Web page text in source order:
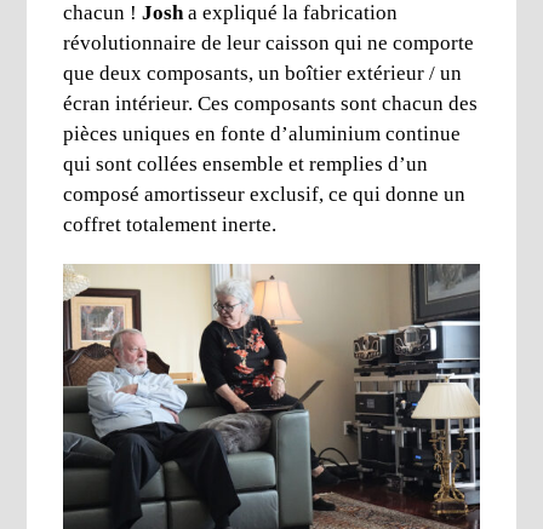
chacun !Josha expliqué la fabrication
révolutionnaire de leur caisson qui ne comporte
que deux composants, un boîtier extérieur / un
écran intérieur. Ces composants sont chacun des
pièces uniques en fonte d’aluminium continue
qui sont collées ensemble et remplies d’un
composé amortisseur exclusif, ce qui donne un
coffret totalement inerte.